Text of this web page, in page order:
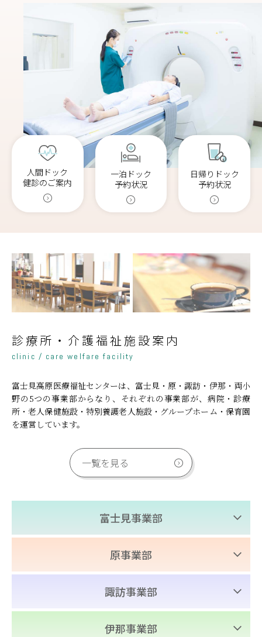
人間ドック
健診のご案内
一泊ドック
予約状況
日帰りドック
予約状況
診療所・介護福祉施設案内
clinic / care welfare facility
富士見高原医療福祉センターは、富士見・原・諏訪・伊那・両小
野の5つの事業部からなり、それぞれの事業部が、病院・診療
所・老人保健施設・特別養護老人施設・グループホーム・保育園
を運営しています。
一覧を見る
富士見事業部
老人保健施設あららぎ
原事業部
老人保健施設さくらの
諏訪事業部
伊那事業部